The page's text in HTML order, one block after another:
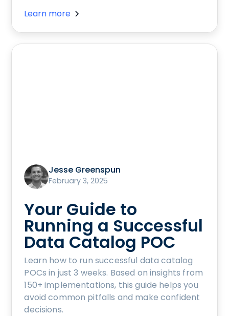
Learn more
Jesse Greenspun
February 3, 2025
Your Guide to
Running a Successful
Data Catalog POC
Learn how to run successful data catalog
POCs in just 3 weeks. Based on insights from
150+ implementations, this guide helps you
avoid common pitfalls and make confident
decisions.